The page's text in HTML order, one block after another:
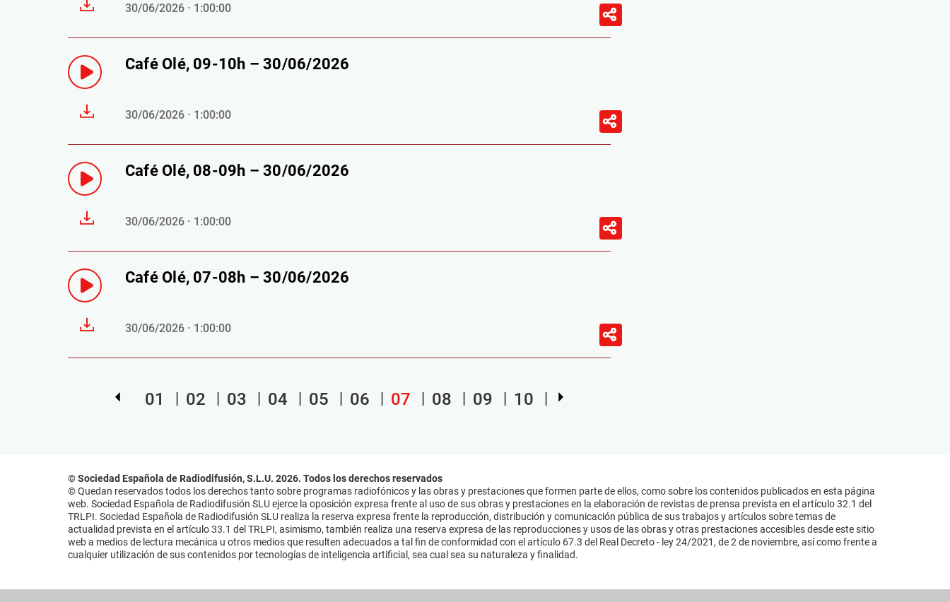
30/06/2026 · 1:00:00
Café Olé, 09-10h – 30/06/2026
30/06/2026 · 1:00:00
Café Olé, 08-09h – 30/06/2026
30/06/2026 · 1:00:00
Café Olé, 07-08h – 30/06/2026
30/06/2026 · 1:00:00
01 02 03 04 05 06 07 08 09 10
© Sociedad Española de Radiodifusión, S.L.U. 2026. Todos los derechos reservados
© Quedan reservados todos los derechos tanto sobre programas radiofónicos y las obras y prestaciones que formen parte de ellos, como sobre los contenidos publicados en esta página
web. Sociedad Española de Radiodifusión SLU ejerce la oposición expresa frente al uso de sus obras y prestaciones en la elaboración de revistas de prensa prevista en el artículo 32.1 del
TRLPI. Sociedad Española de Radiodifusión SLU realiza la reserva expresa frente la reproducción, distribución y comunicación pública de sus trabajos y artículos sobre temas de
actualidad prevista en el artículo 33.1 del TRLPI, asimismo, también realiza una reserva expresa de las reproducciones y usos de las obras y otras prestaciones accesibles desde este sitio
web a medios de lectura mecánica u otros medios que resulten adecuados a tal fin de conformidad con el artículo 67.3 del Real Decreto - ley 24/2021, de 2 de noviembre, así como frente a
cualquier utilización de sus contenidos por tecnologías de inteligencia artificial, sea cual sea su naturaleza y finalidad.